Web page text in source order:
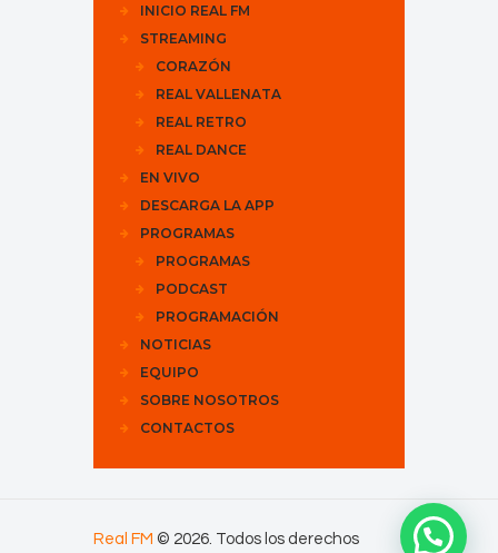
INICIO REAL FM
STREAMING
CORAZÓN
REAL VALLENATA
REAL RETRO
REAL DANCE
EN VIVO
DESCARGA LA APP
PROGRAMAS
PROGRAMAS
PODCAST
PROGRAMACIÓN
NOTICIAS
EQUIPO
SOBRE NOSOTROS
CONTACTOS
Real FM © 2026. Todos los derechos